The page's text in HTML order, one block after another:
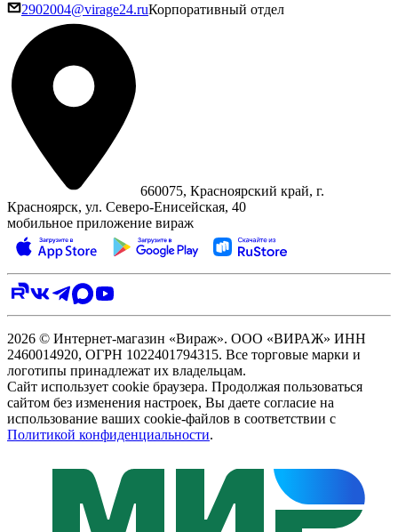
2902004@virage24.ruКорпоративный отдел
660075, Красноярский край, г.
Красноярск, ул. Северо‑Енисейская, 40
мобильное приложение вираж
2026 © Интернет-магазин «Вираж». ООО «ВИРАЖ» ИНН
2460014920, ОГРН 1022401794315. Все торговые марки и
логотипы принадлежат их владельцам.
Сайт использует cookie браузера. Продолжая пользоваться
сайтом без изменения настроек, Вы даете согласие на
использование ваших cookie-файлов в соответствии с
Политикой конфиденциальности.